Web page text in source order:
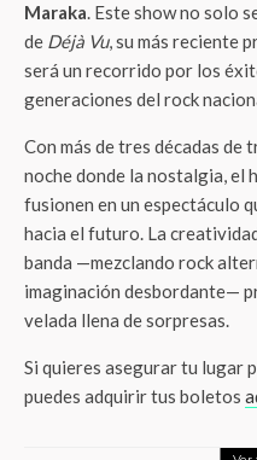
Maraka. Este show no solo
de Déjà Vu, su más reciente
será un recorrido por los
generaciones del rock
Con más de tres décadas
noche donde la nostalgia, el
fusionen en un espectáculo
hacia el futuro. La
banda —mezclando rock
imaginación desbordante—
velada llena de sorpresas.
Si quieres asegurar tu lugar
puedes adquirir tus boletos